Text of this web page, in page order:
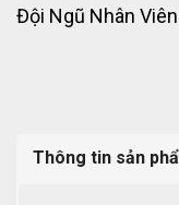
Đội Ngũ Nhân
Thông tin sản